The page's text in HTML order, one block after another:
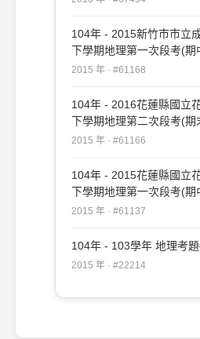
104年 - 2015新竹市市立
下學期地理第一次段考(期
#61168
2015 年 · #61168
104年 - 2016花蓮縣國立
下學期地理第二次段考(期
#61166
2015 年 · #61166
104年 - 2015花蓮縣國立
下學期地理第一次段考(期
#61137
2015 年 · #61137
104年 - 103學年 地理考
2015 年 · #22214